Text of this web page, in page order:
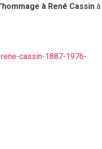
à René Cassin à
cassin-1887-1976-